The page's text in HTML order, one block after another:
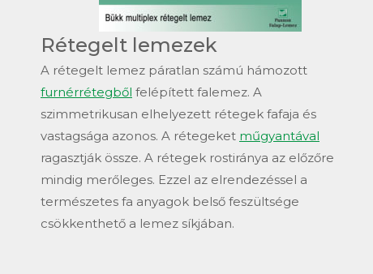
Rétegelt lemezek
A rétegelt lemez páratlan számú hámozott
furnérrétegből felépített falemez. A
szimmetrikusan elhelyezett rétegek fafaja és
vastagsága azonos. A rétegeket műgyantával
ragasztják össze. A rétegek rostiránya az előzőre
mindig merőleges. Ezzel az elrendezéssel a
természetes fa anyagok belső feszültsége
csökkenthető a lemez síkjában.